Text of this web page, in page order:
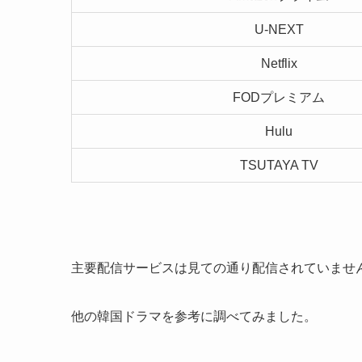
U-NEXT
Netflix
FODプレミアム
Hulu
TSUTAYA TV
主要配信サービスは見ての通り配信されていませ
他の韓国ドラマを参考に調べてみました。